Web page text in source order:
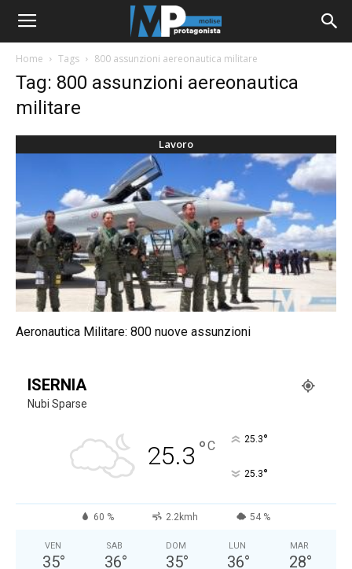
Home Tags 800 assunzioni aereonautica militare
Tag: 800 assunzioni aereonautica
militare
Lavoro
Aeronautica Militare: 800 nuove assunzioni
ISERNIA
Nubi Sparse
25.3 °C 25.3°
25.3°
60 % 2.2kmh 54 %
VEN
35°
SAB
36°
DOM
35°
LUN
36°
MAR
28°